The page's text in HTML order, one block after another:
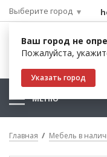
Выберите город
Ваш город не
Пожалуйста,
Указать город
МЕНЮ
Главная Мебель в